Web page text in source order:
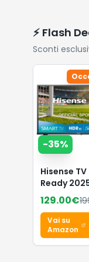
⚡ Flash
Sconti
-35%
Hisense TV
Ready
32E43QT,
TV VIDAA
Airplay2,
Mode,
Alexa,
129.00€
Vai su
Amazon